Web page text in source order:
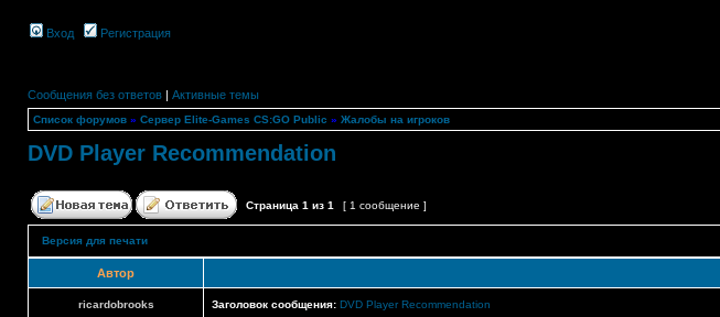
Вход Регистрация
Сообщения без ответов | Активные темы
Список форумов » Сервер Elite-Games CS:GO Public » Жалобы на игроков
DVD Player Recommendation
Страница 1 из 1 [ 1 сообщение ]
Версия для печати
Автор
ricardobrooks Заголовок сообщения: DVD Player Recommendation